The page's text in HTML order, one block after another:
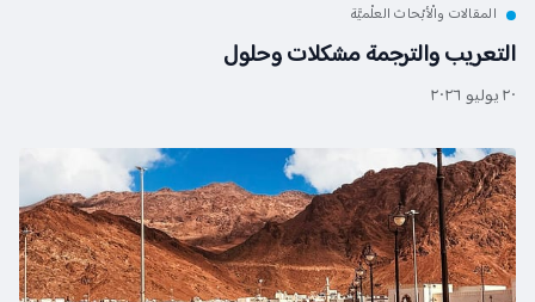
المقالات والْأبْحاث العلْميَّة
التعريب والترجمة مشكلات وحلول
٢٠ يوليو ٢٠٢٦